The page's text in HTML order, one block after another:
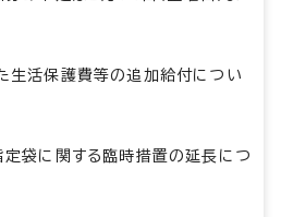
生活保護費等の追加給付につい
定袋に関する臨時措置の延長につ